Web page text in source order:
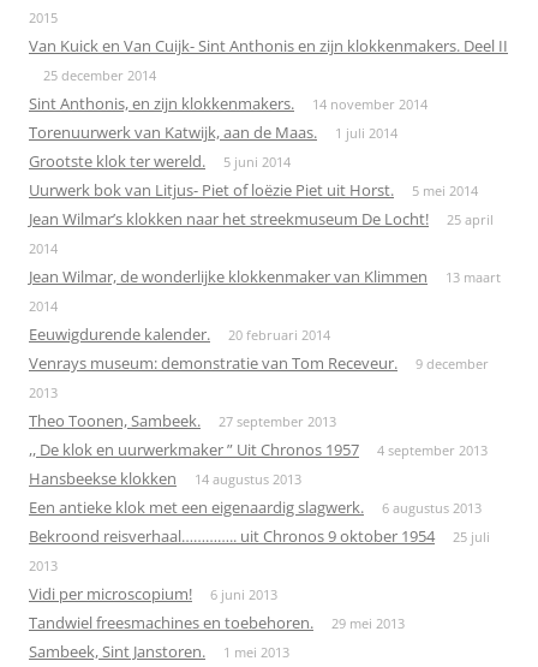
2015
Van Kuick en Van Cuijk- Sint Anthonis en zijn klokkenmakers. Deel II
25 december 2014
Sint Anthonis, en zijn klokkenmakers. 14 november 2014
Torenuurwerk van Katwijk, aan de Maas. 1 juli 2014
Grootste klok ter wereld. 5 juni 2014
Uurwerk bok van Litjus- Piet of loëzie Piet uit Horst. 5 mei 2014
Jean Wilmar’s klokken naar het streekmuseum De Locht!
25 april
2014
Jean Wilmar, de wonderlijke klokkenmaker van Klimmen
13 maart
2014
Eeuwigdurende kalender. 20 februari 2014
Venrays museum: demonstratie van Tom Receveur.
9 december
2013
Theo Toonen, Sambeek. 27 september 2013
,, De klok en uurwerkmaker ” Uit Chronos 1957 4 september 2013
Hansbeekse klokken 14 augustus 2013
Een antieke klok met een eigenaardig slagwerk. 6 augustus 2013
Bekroond reisverhaal………….. uit Chronos 9 oktober 1954
25 juli
2013
Vidi per microscopium! 6 juni 2013
Tandwiel freesmachines en toebehoren. 29 mei 2013
Sambeek, Sint Janstoren. 1 mei 2013